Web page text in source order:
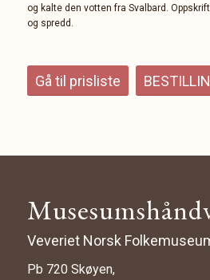
og kalte den votten fra Svalbard.
og spredd.
Gå til prisliste
Veveriet Norsk
Pb 720 Skøyen,